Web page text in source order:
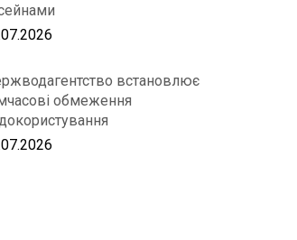
встановлює
обмеження